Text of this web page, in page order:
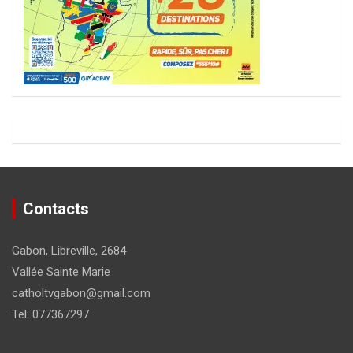
Contacts
Gabon, Libreville, 2684
Vallée Sainte Marie
catholtvgabon@gmail.com
Tel: 077367297